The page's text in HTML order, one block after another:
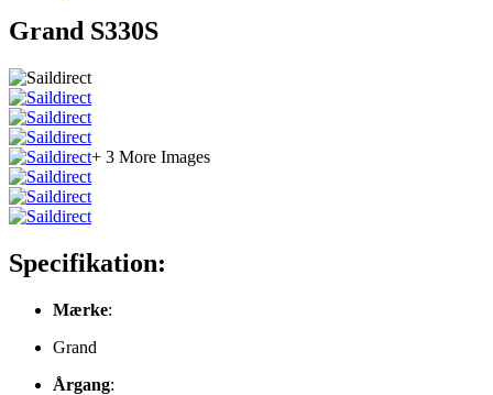
Grand S330S
+ 3 More Images
Specifikation:
Mærke:
Grand
Årgang: